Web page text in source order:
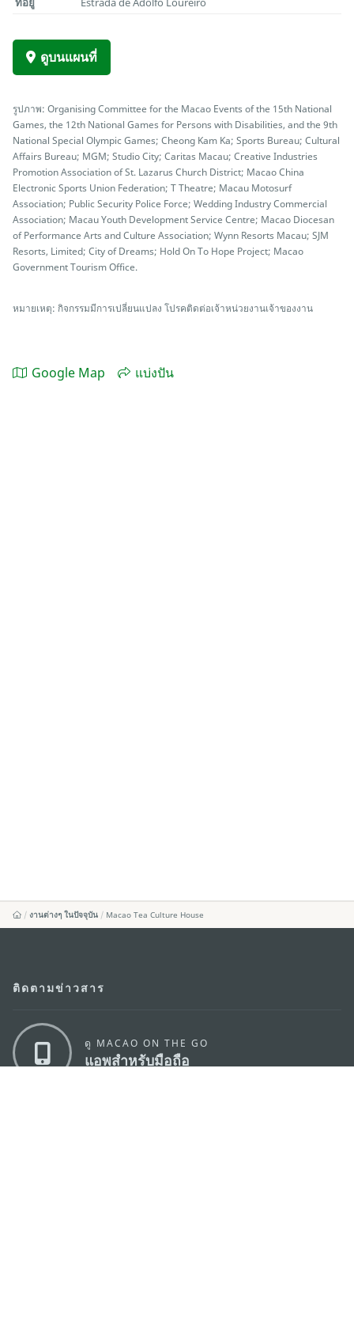
ดูบนแผนที่
รูปภาพ: Organising Committee for the Macao Events of the 15th National
Games, the 12th National Games for Persons with Disabilities, and the 9th
National Special Olympic Games; Cheong Kam Ka; Sports Bureau; Cultural
Affairs Bureau; MGM; Studio City; Caritas Macau; Creative Industries
Promotion Association of St. Lazarus Church District; Macao China
Electronic Sports Union Federation; T Theatre; Macau Motosurf
Association; Public Security Police Force; Wedding Industry Commercial
Association; Macau Youth Development Service Centre; Macao Diocesan
of Performance Arts and Culture Association; Wynn Resorts Macau; SJM
Resorts, Limited; City of Dreams; Hold On To Hope Project; Macao
Government Tourism Office.
หมายเหตุ: กิจกรรมมีการเปลี่ยนแปลง โปรคติดต่อเจ้าหน่วยงานเจ้าของงาน
Google Map แบ่งปัน
งานต่างๆ ในปัจจุบัน Macao Tea Culture House
ติดตามข่าวสาร
ดู MACAO ON THE GO
แอพสำหรับมือถือ